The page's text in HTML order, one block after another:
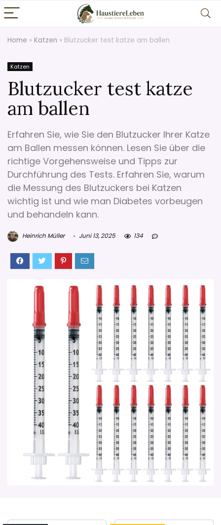
Home » Katzen » Blutzucker test katze am ballen
Katzen
Blutzucker test katze
am ballen
Erfahren Sie, wie Sie den Blutzucker Ihrer Katze
am Ballen messen können. Lesen Sie über die
richtige Vorgehensweise und Tipps zur
Durchführung des Tests. Erfahren Sie, warum
die Messung des Blutzuckers bei Katzen
wichtig ist und wie man Diabetes vorbeugen
und behandeln kann.
Heinrich Müller Juni 13, 2025 134